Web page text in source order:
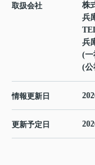
取扱会社
株
兵
兵
(一
(公
情報更新日
更新予定日